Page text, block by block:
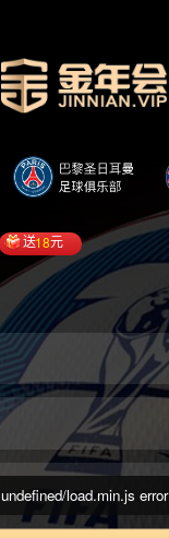
送18元
undefined/load.min.js error